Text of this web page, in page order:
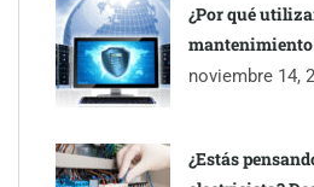
The Factory School explica por qué
IA ya no es suficiente para los
¿Por qué
noviembre 14,
¿Estás